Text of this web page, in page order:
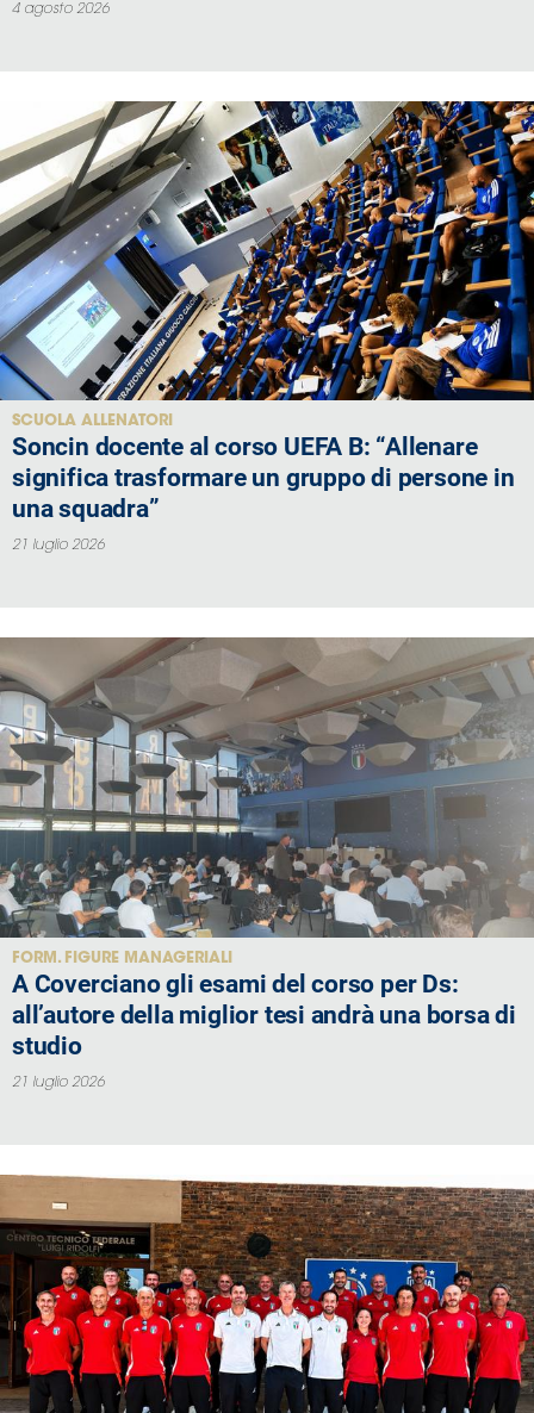
4 agosto 2026
SCUOLA ALLENATORI
Soncin docente al corso UEFA B: “Allenare
significa trasformare un gruppo di persone in
una squadra”
21 luglio 2026
FORM. FIGURE MANAGERIALI
A Coverciano gli esami del corso per Ds:
all’autore della miglior tesi andrà una borsa di
studio
21 luglio 2026